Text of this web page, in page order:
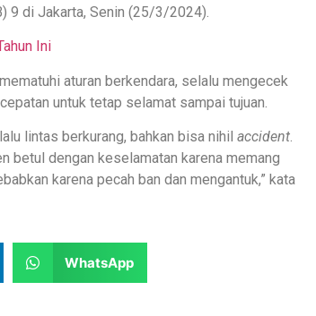
9 di Jakarta, Senin (25/3/2024).
Ini
aturan berkendara, selalu mengecek
untuk tetap selamat sampai tujuan.
lintas berkurang, bahkan bisa nihil accident.
betul dengan keselamatan karena memang
karena pecah ban dan mengantuk,” kata
WhatsApp